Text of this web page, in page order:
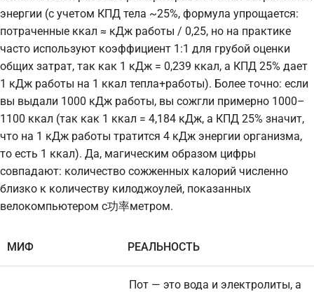
энергии (с учетом КПД тела ~25%, формула упрощается:
потраченные ккал ≈ кДж работы / 0,25, но на практике
часто используют коэффициент 1:1 для грубой оценки
общих затрат, так как 1 кДж = 0,239 ккал, а КПД 25% дает
1 кДж работы на 1 ккал тепла+работы). Более точно: если
вы выдали 1000 кДж работы, вы сожгли примерно 1000–
1100 ккал (так как 1 ккал = 4,184 кДж, а КПД 25% значит,
что на 1 кДж работы тратится 4 кДж энергии организма,
то есть 1 ккал). Да, магическим образом цифры
совпадают: количество сожженных калорий численно
близко к количеству килоджоулей, показанных
велокомпьютером с功率метром.
МИФ РЕАЛЬНОСТЬ
Пот — это вода и электролиты, а